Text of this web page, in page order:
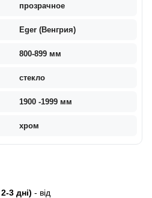
прозрачное
Eger (Венгрия)
800-899 мм
стекло
1900 -1999 мм
хром
3 дні) - від